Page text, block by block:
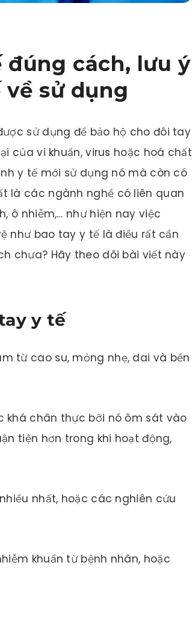
cách, lưu ý
sử dụng
sử dụng để bảo hộ cho đôi tay
của vi khuẩn, virus hoặc hoá chất
y tế mới sử dụng nó mà còn có
là các ngành nghề có liên quan
ô nhiễm,… như hiện nay việc
như bao tay y tế là điều rất cần
chưa? Hãy theo dõi bài viết này
y tế
từ cao su, mỏng nhẹ, dai và bền
khá chân thực bỡi nó ôm sát vào
tiện hơn trong khi hoạt động,
nhất, hoặc các nghiên cứu
khuẩn từ bệnh nhân, hoặc